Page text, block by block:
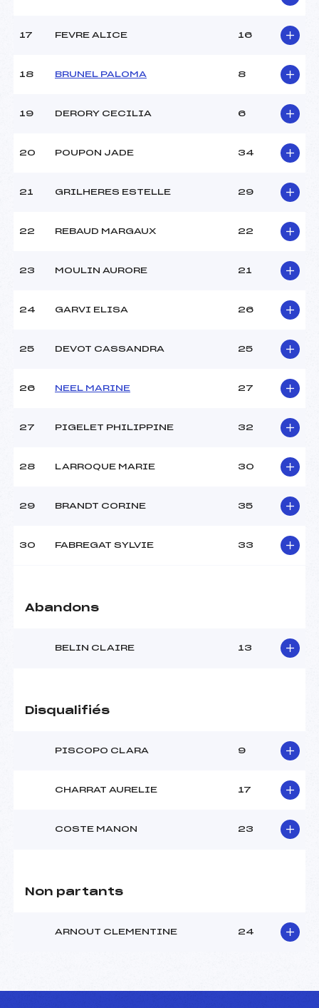
17 FEVRE ALICE 16
18 BRUNEL PALOMA 8
19 DERORY CECILIA 6
20 POUPON JADE 34
21 GRILHERES ESTELLE 29
22 REBAUD MARGAUX 22
23 MOULIN AURORE 21
24 GARVI ELISA 26
25 DEVOT CASSANDRA 25
26 NEEL MARINE 27
27 PIGELET PHILIPPINE 32
28 LARROQUE MARIE 30
29 BRANDT CORINE 35
30 FABREGAT SYLVIE 33
Abandons
BELIN CLAIRE 13
Disqualifiés
PISCOPO CLARA 9
CHARRAT AURELIE 17
COSTE MANON 23
Non partants
ARNOUT CLEMENTINE 24